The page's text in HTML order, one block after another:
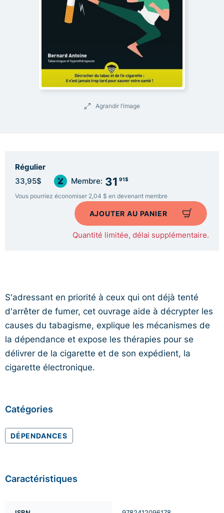
Agrandir l’image
Régulier
33,95$ Membre: 31 91$
Vous pourriez économiser 2,04 $ en devenant membre
AJOUTER AU PANIER
Quantité limitée, délai supplémentaire.
S'adressant en priorité à ceux qui ont déjà tenté
d'arrêter de fumer, cet ouvrage aide à décrypter les
causes du tabagisme, explique les mécanismes de
la dépendance et expose les thérapies pour se
délivrer de la cigarette et de son expédient, la
cigarette électronique.
Catégories
DÉPENDANCES
Caractéristiques